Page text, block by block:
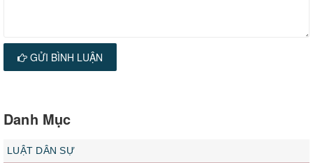
GỬI BÌNH LUẬN
Danh Mục
LUẬT DÂN SỰ